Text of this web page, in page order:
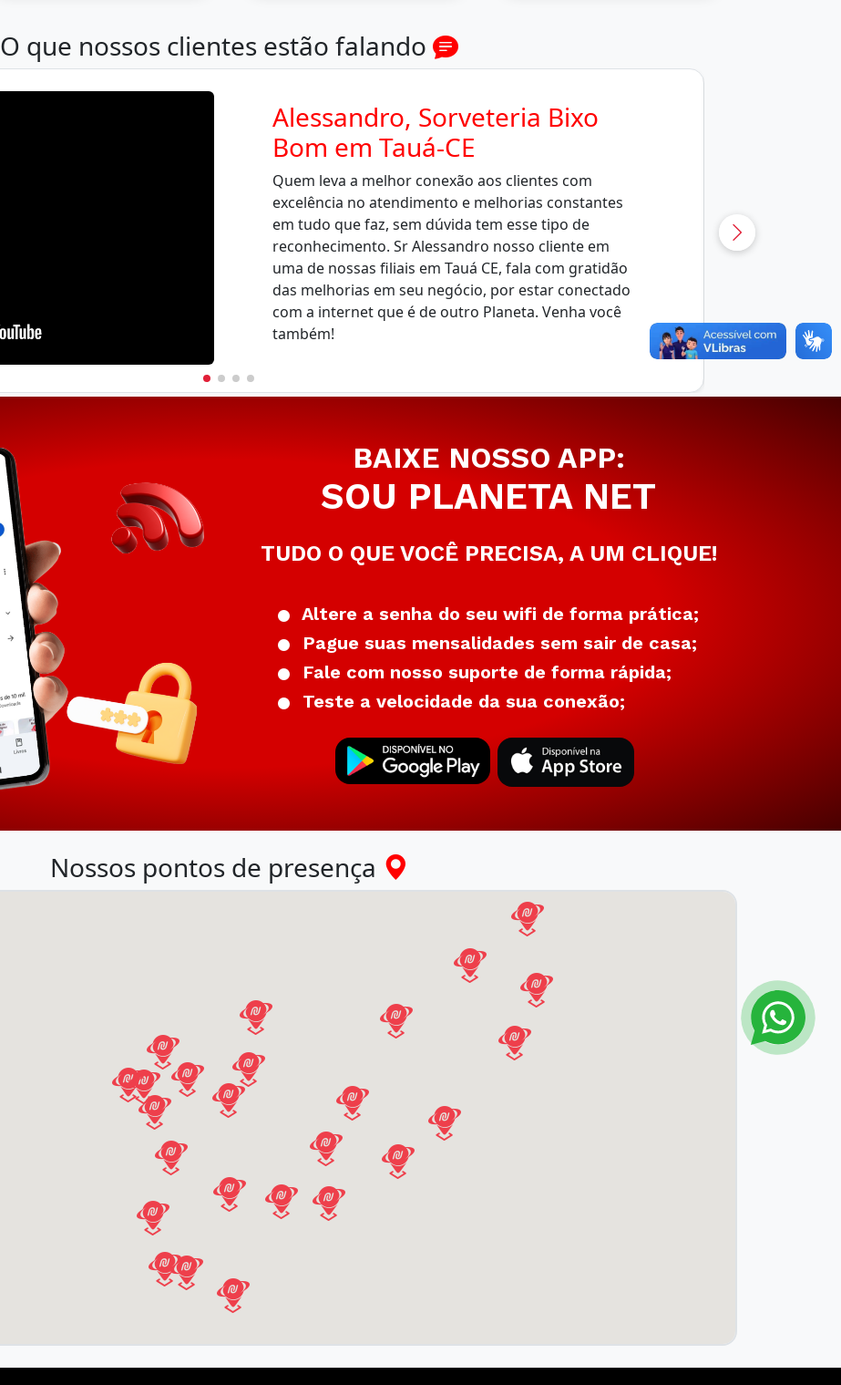
O que nossos clientes estão falando
Alessandro, Sorveteria Bixo
Bom em Tauá-CE
Quem leva a melhor conexão aos clientes com
excelência no atendimento e melhorias constantes
em tudo que faz, sem dúvida tem esse tipo de
reconhecimento. Sr Alessandro nosso cliente em
uma de nossas filiais em Tauá CE, fala com gratidão
das melhorias em seu negócio, por estar conectado
com a internet que é de outro Planeta. Venha você
também!
BAIXE NOSSO APP:
SOU PLANETA NET
TUDO O QUE VOCÊ PRECISA, A UM CLIQUE!
Altere a senha do seu wifi de forma prática;
Pague suas mensalidades sem sair de casa;
Fale com nosso suporte de forma rápida;
Teste a velocidade da sua conexão;
Nossos pontos de presença